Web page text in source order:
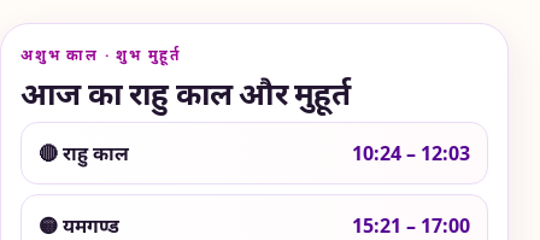
अशुभ काल · शुभ मुहूर्त
आज का राहु काल और मुहूर्त
🔴 राहु काल 10:24 – 12:03
🟡 यमगण्ड 15:21 – 17:00